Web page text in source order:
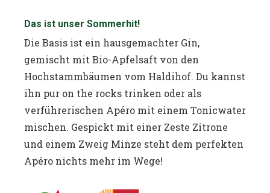
Das ist unser Sommerhit!
Die Basis ist ein hausgemachter Gin,
gemischt mit Bio-Apfelsaft von den
Hochstammbäumen vom Haldihof. Du kannst
ihn pur on the rocks trinken oder als
verführerischen Apéro mit einem Tonicwater
mischen. Gespickt mit einer Zeste Zitrone
und einem Zweig Minze steht dem perfekten
Apéro nichts mehr im Wege!